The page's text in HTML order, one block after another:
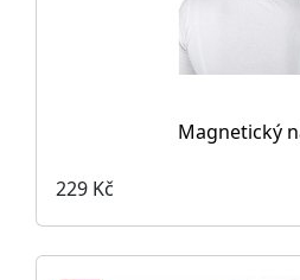
Magnetický
229 Kč